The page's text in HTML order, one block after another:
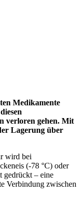
Medikamente
verloren gehen. Mit
Lagerung über
wird bei
(-78 °C) oder
gedrückt – eine
Verbindung zwischen